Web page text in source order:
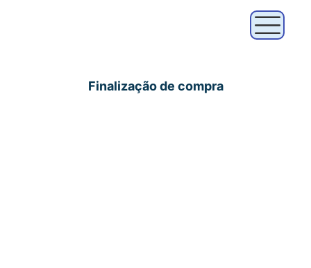
Finalização de compra